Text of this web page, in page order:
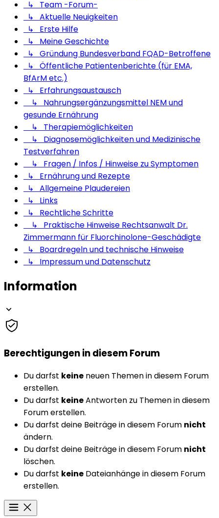
↳ Team -Forum-
↳ Aktuelle Neuigkeiten
↳ Erste Hilfe
↳ Meine Geschichte
↳ Gründung Bundesverband FQAD-Betroffene
↳ Öffentliche Patientenberichte (für EMA,
BfArM etc.)
↳ Erfahrungsaustausch
↳ Nahrungsergänzungsmittel NEM und
gesunde Ernährung
↳ Therapiemöglichkeiten
↳ Diagnosemöglichkeiten und Medizinische
Testverfahren
↳ Fragen / Infos / Hinweise zu Symptomen
↳ Ernährung und Rezepte
↳ Allgemeine Plaudereien
↳ Links
↳ Rechtliche Schritte
↳ Praktische Hinweise Rechtsanwalt Dr.
Zimmermann für Fluorchinolone-Geschädigte
↳ Boardregeln und technische Hinweise
↳ Impressum und Datenschutz
Information
Berechtigungen in diesem Forum
Du darfst keine neuen Themen in diesem Forum
erstellen.
Du darfst keineAntworten zu Themen in diesem
Forum erstellen.
Du darfst deine Beiträge in diesem Forum nicht
ändern.
Du darfst deine Beiträge in diesem Forum nicht
löschen.
Du darfst keine Dateianhänge in diesem Forum
erstellen.